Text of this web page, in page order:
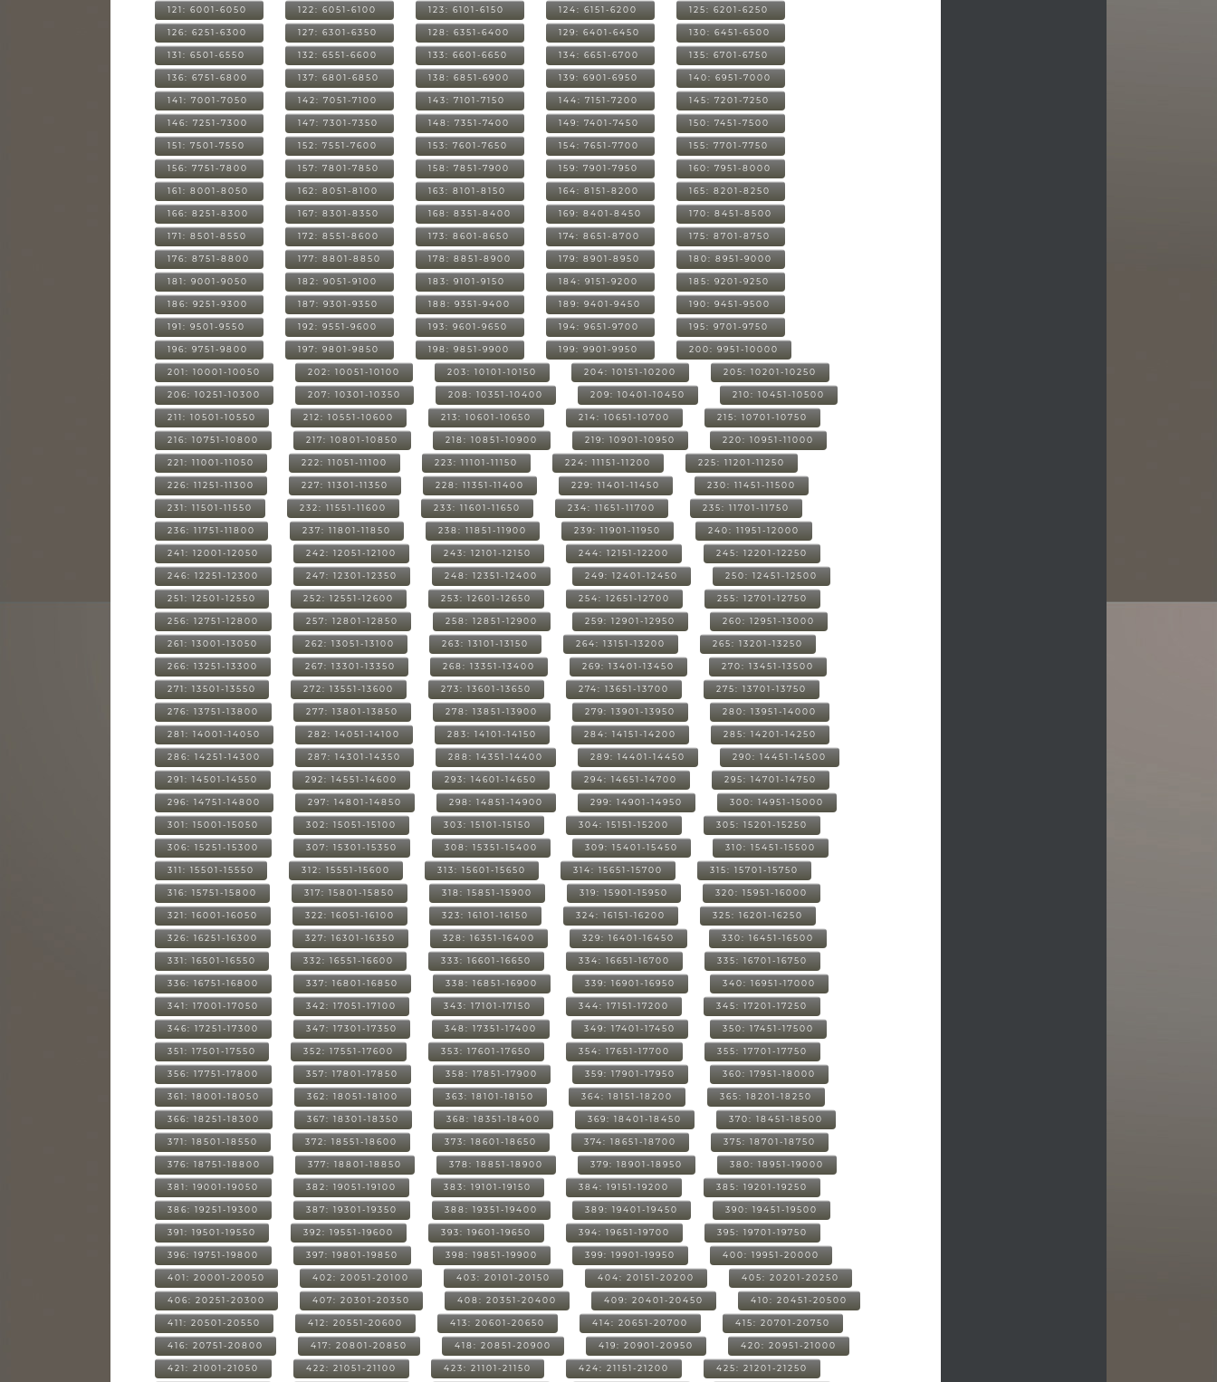
121: 6001-6050 122: 6051-6100 123: 6101-6150 124: 6151-6200 125: 6201-6250
126: 6251-6300 127: 6301-6350 128: 6351-6400 129: 6401-6450 130: 6451-6500
131: 6501-6550 132: 6551-6600 133: 6601-6650 134: 6651-6700 135: 6701-6750
136: 6751-6800 137: 6801-6850 138: 6851-6900 139: 6901-6950 140: 6951-7000
141: 7001-7050 142: 7051-7100 143: 7101-7150 144: 7151-7200 145: 7201-7250
146: 7251-7300 147: 7301-7350 148: 7351-7400 149: 7401-7450 150: 7451-7500
151: 7501-7550 152: 7551-7600 153: 7601-7650 154: 7651-7700 155: 7701-7750
156: 7751-7800 157: 7801-7850 158: 7851-7900 159: 7901-7950 160: 7951-8000
161: 8001-8050 162: 8051-8100 163: 8101-8150 164: 8151-8200 165: 8201-8250
166: 8251-8300 167: 8301-8350 168: 8351-8400 169: 8401-8450 170: 8451-8500
171: 8501-8550 172: 8551-8600 173: 8601-8650 174: 8651-8700 175: 8701-8750
176: 8751-8800 177: 8801-8850 178: 8851-8900 179: 8901-8950 180: 8951-9000
181: 9001-9050 182: 9051-9100 183: 9101-9150 184: 9151-9200 185: 9201-9250
186: 9251-9300 187: 9301-9350 188: 9351-9400 189: 9401-9450 190: 9451-9500
191: 9501-9550 192: 9551-9600 193: 9601-9650 194: 9651-9700 195: 9701-9750
196: 9751-9800 197: 9801-9850 198: 9851-9900 199: 9901-9950 200: 9951-10000
201: 10001-10050 202: 10051-10100 203: 10101-10150 204: 10151-10200 205: 10201-10250
206: 10251-10300 207: 10301-10350 208: 10351-10400 209: 10401-10450 210: 10451-10500
211: 10501-10550 212: 10551-10600 213: 10601-10650 214: 10651-10700 215: 10701-10750
216: 10751-10800 217: 10801-10850 218: 10851-10900 219: 10901-10950 220: 10951-11000
221: 11001-11050 222: 11051-11100 223: 11101-11150 224: 11151-11200 225: 11201-11250
226: 11251-11300 227: 11301-11350 228: 11351-11400 229: 11401-11450 230: 11451-11500
231: 11501-11550 232: 11551-11600 233: 11601-11650 234: 11651-11700 235: 11701-11750
236: 11751-11800 237: 11801-11850 238: 11851-11900 239: 11901-11950 240: 11951-12000
241: 12001-12050 242: 12051-12100 243: 12101-12150 244: 12151-12200 245: 12201-12250
246: 12251-12300 247: 12301-12350 248: 12351-12400 249: 12401-12450 250: 12451-12500
251: 12501-12550 252: 12551-12600 253: 12601-12650 254: 12651-12700 255: 12701-12750
256: 12751-12800 257: 12801-12850 258: 12851-12900 259: 12901-12950 260: 12951-13000
261: 13001-13050 262: 13051-13100 263: 13101-13150 264: 13151-13200 265: 13201-13250
266: 13251-13300 267: 13301-13350 268: 13351-13400 269: 13401-13450 270: 13451-13500
271: 13501-13550 272: 13551-13600 273: 13601-13650 274: 13651-13700 275: 13701-13750
276: 13751-13800 277: 13801-13850 278: 13851-13900 279: 13901-13950 280: 13951-14000
281: 14001-14050 282: 14051-14100 283: 14101-14150 284: 14151-14200 285: 14201-14250
286: 14251-14300 287: 14301-14350 288: 14351-14400 289: 14401-14450 290: 14451-14500
291: 14501-14550 292: 14551-14600 293: 14601-14650 294: 14651-14700 295: 14701-14750
296: 14751-14800 297: 14801-14850 298: 14851-14900 299: 14901-14950 300: 14951-15000
301: 15001-15050 302: 15051-15100 303: 15101-15150 304: 15151-15200 305: 15201-15250
306: 15251-15300 307: 15301-15350 308: 15351-15400 309: 15401-15450 310: 15451-15500
311: 15501-15550 312: 15551-15600 313: 15601-15650 314: 15651-15700 315: 15701-15750
316: 15751-15800 317: 15801-15850 318: 15851-15900 319: 15901-15950 320: 15951-16000
321: 16001-16050 322: 16051-16100 323: 16101-16150 324: 16151-16200 325: 16201-16250
326: 16251-16300 327: 16301-16350 328: 16351-16400 329: 16401-16450 330: 16451-16500
331: 16501-16550 332: 16551-16600 333: 16601-16650 334: 16651-16700 335: 16701-16750
336: 16751-16800 337: 16801-16850 338: 16851-16900 339: 16901-16950 340: 16951-17000
341: 17001-17050 342: 17051-17100 343: 17101-17150 344: 17151-17200 345: 17201-17250
346: 17251-17300 347: 17301-17350 348: 17351-17400 349: 17401-17450 350: 17451-17500
351: 17501-17550 352: 17551-17600 353: 17601-17650 354: 17651-17700 355: 17701-17750
356: 17751-17800 357: 17801-17850 358: 17851-17900 359: 17901-17950 360: 17951-18000
361: 18001-18050 362: 18051-18100 363: 18101-18150 364: 18151-18200 365: 18201-18250
366: 18251-18300 367: 18301-18350 368: 18351-18400 369: 18401-18450 370: 18451-18500
371: 18501-18550 372: 18551-18600 373: 18601-18650 374: 18651-18700 375: 18701-18750
376: 18751-18800 377: 18801-18850 378: 18851-18900 379: 18901-18950 380: 18951-19000
381: 19001-19050 382: 19051-19100 383: 19101-19150 384: 19151-19200 385: 19201-19250
386: 19251-19300 387: 19301-19350 388: 19351-19400 389: 19401-19450 390: 19451-19500
391: 19501-19550 392: 19551-19600 393: 19601-19650 394: 19651-19700 395: 19701-19750
396: 19751-19800 397: 19801-19850 398: 19851-19900 399: 19901-19950 400: 19951-20000
401: 20001-20050 402: 20051-20100 403: 20101-20150 404: 20151-20200 405: 20201-20250
406: 20251-20300 407: 20301-20350 408: 20351-20400 409: 20401-20450 410: 20451-20500
411: 20501-20550 412: 20551-20600 413: 20601-20650 414: 20651-20700 415: 20701-20750
416: 20751-20800 417: 20801-20850 418: 20851-20900 419: 20901-20950 420: 20951-21000
421: 21001-21050 422: 21051-21100 423: 21101-21150 424: 21151-21200 425: 21201-21250